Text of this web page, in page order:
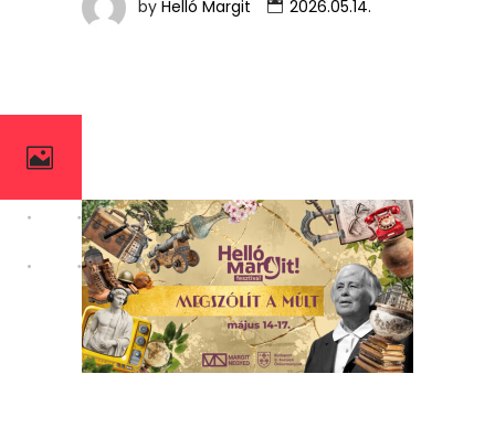
by Helló Margit 2026.05.14.